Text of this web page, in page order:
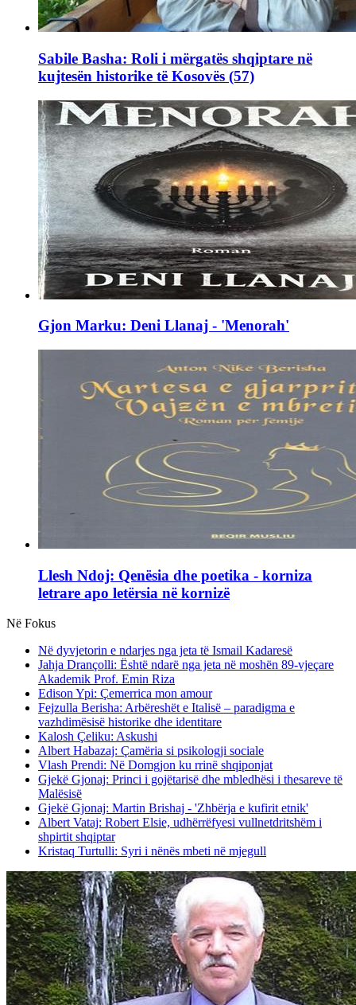
Sabile Basha: Roli i mërgatës shqiptare në
kujtesën historike të Kosovës (57)
Gjon Marku: Deni Llanaj - 'Menorah'
Llesh Ndoj: Qenësia dhe poetika - korniza
letrare apo letërsia në kornizë
Në Fokus
Në dyvjetorin e ndarjes nga jeta të Ismail Kadaresë
Jahja Drançolli: Është ndarë nga jeta në moshën 89-vjeçare
Akademik Prof. Emin Riza
Edison Ypi: Çemerrica mon amour
Fejzulla Berisha: Arbëreshët e Italisë – paradigma e
vazhdimësisë historike dhe identitare
Kalosh Çeliku: Askushi
Albert Habazaj: Çamëria si psikologji sociale
Vlash Prendi: Në Domgjon ku rrinë shqiponjat
Gjekë Gjonaj: Princi i gojëtarisë dhe mbledhësi i thesareve të
Malësisë
Gjekë Gjonaj: Martin Brishaj - 'Zhbërja e kufirit etnik'
Albert Vataj: Robert Elsie, udhërrëfyesi vullnetdritshëm i
shpirtit shqiptar
Kristaq Turtulli: Syri i nënës mbeti në mjegull